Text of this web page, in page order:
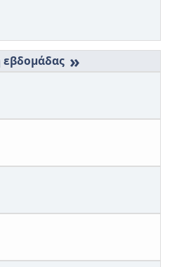
»